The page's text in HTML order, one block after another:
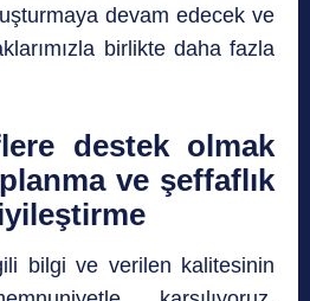
devam edecek ve
birlikte daha fazla
destek olmak
ve şeffaflık
bilgi ve verilen kalitesinin